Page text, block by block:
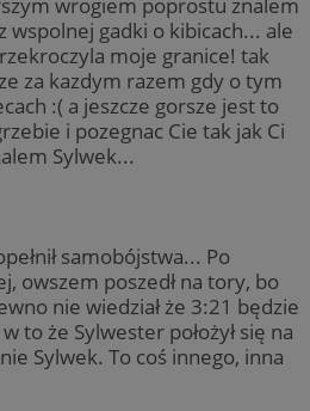
wspolnej gadki o kibicach... ale
moje granice! tak
za kazdym razem gdy o tym
:( a jeszcze gorsze jest to
i pozegnac Cie tak jak Ci
Sylwek...
samobójstwa... Po
owszem poszedł na tory, bo
nie wiedział że 3:21 będzie
to że Sylwester położył się na
Sylwek. To coś innego, inna